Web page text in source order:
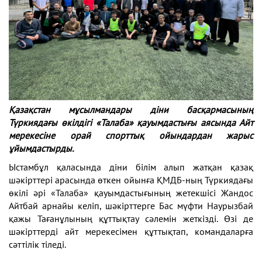
Қазақстан мұсылмандары діни басқармасының
Түркиядағы өкілдігі «Талаба» қауымдастығы аясында Айт
мерекесіне орай спорттық ойындардан жарыс
ұйымдастырды.
Ыстамбұл қаласында діни білім алып жатқан қазақ
шәкірттері арасында өткен ойынға ҚМДБ-ның Түркиядағы
өкілі әрі «Талаба» қауымдастығының жетекшісі Жандос
Айтбай арнайы келіп, шәкірттерге Бас мүфти Наурызбай
қажы Тағанұлының құттықтау сәлемін жеткізді. Өзі де
шәкірттерді айт мерекесімен құттықтап, командаларға
сәттілік тіледі.